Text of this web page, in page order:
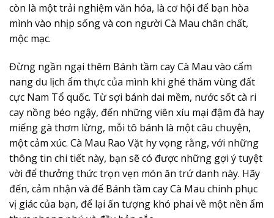
còn là một trải nghiệm văn hóa, là cơ hội để bạn hòa
mình vào nhịp sống và con người Cà Mau chân chất,
mộc mạc.
Đừng ngần ngại thêm Bánh tầm cay Cà Mau vào cẩm
nang du lịch ẩm thực của mình khi ghé thăm vùng đất
cực Nam Tổ quốc. Từ sợi bánh dai mềm, nước sốt cà ri
cay nồng béo ngậy, đến những viên xíu mại đậm đà hay
miếng gà thơm lừng, mỗi tô bánh là một câu chuyện,
một cảm xúc. Cà Mau Rao Vặt hy vọng rằng, với những
thông tin chi tiết này, bạn sẽ có được những gợi ý tuyệt
vời để thưởng thức trọn vẹn món ăn trứ danh này. Hãy
đến, cảm nhận và để Bánh tầm cay Cà Mau chinh phục
vị giác của bạn, để lại ấn tượng khó phai về một nền ẩm